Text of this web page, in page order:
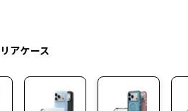
アケース